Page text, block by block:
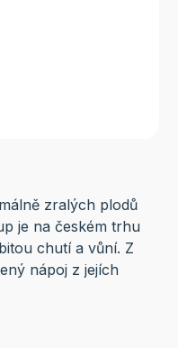
zralých plodů
je na českém trhu
chutí a vůní. Z
nápoj z jejích